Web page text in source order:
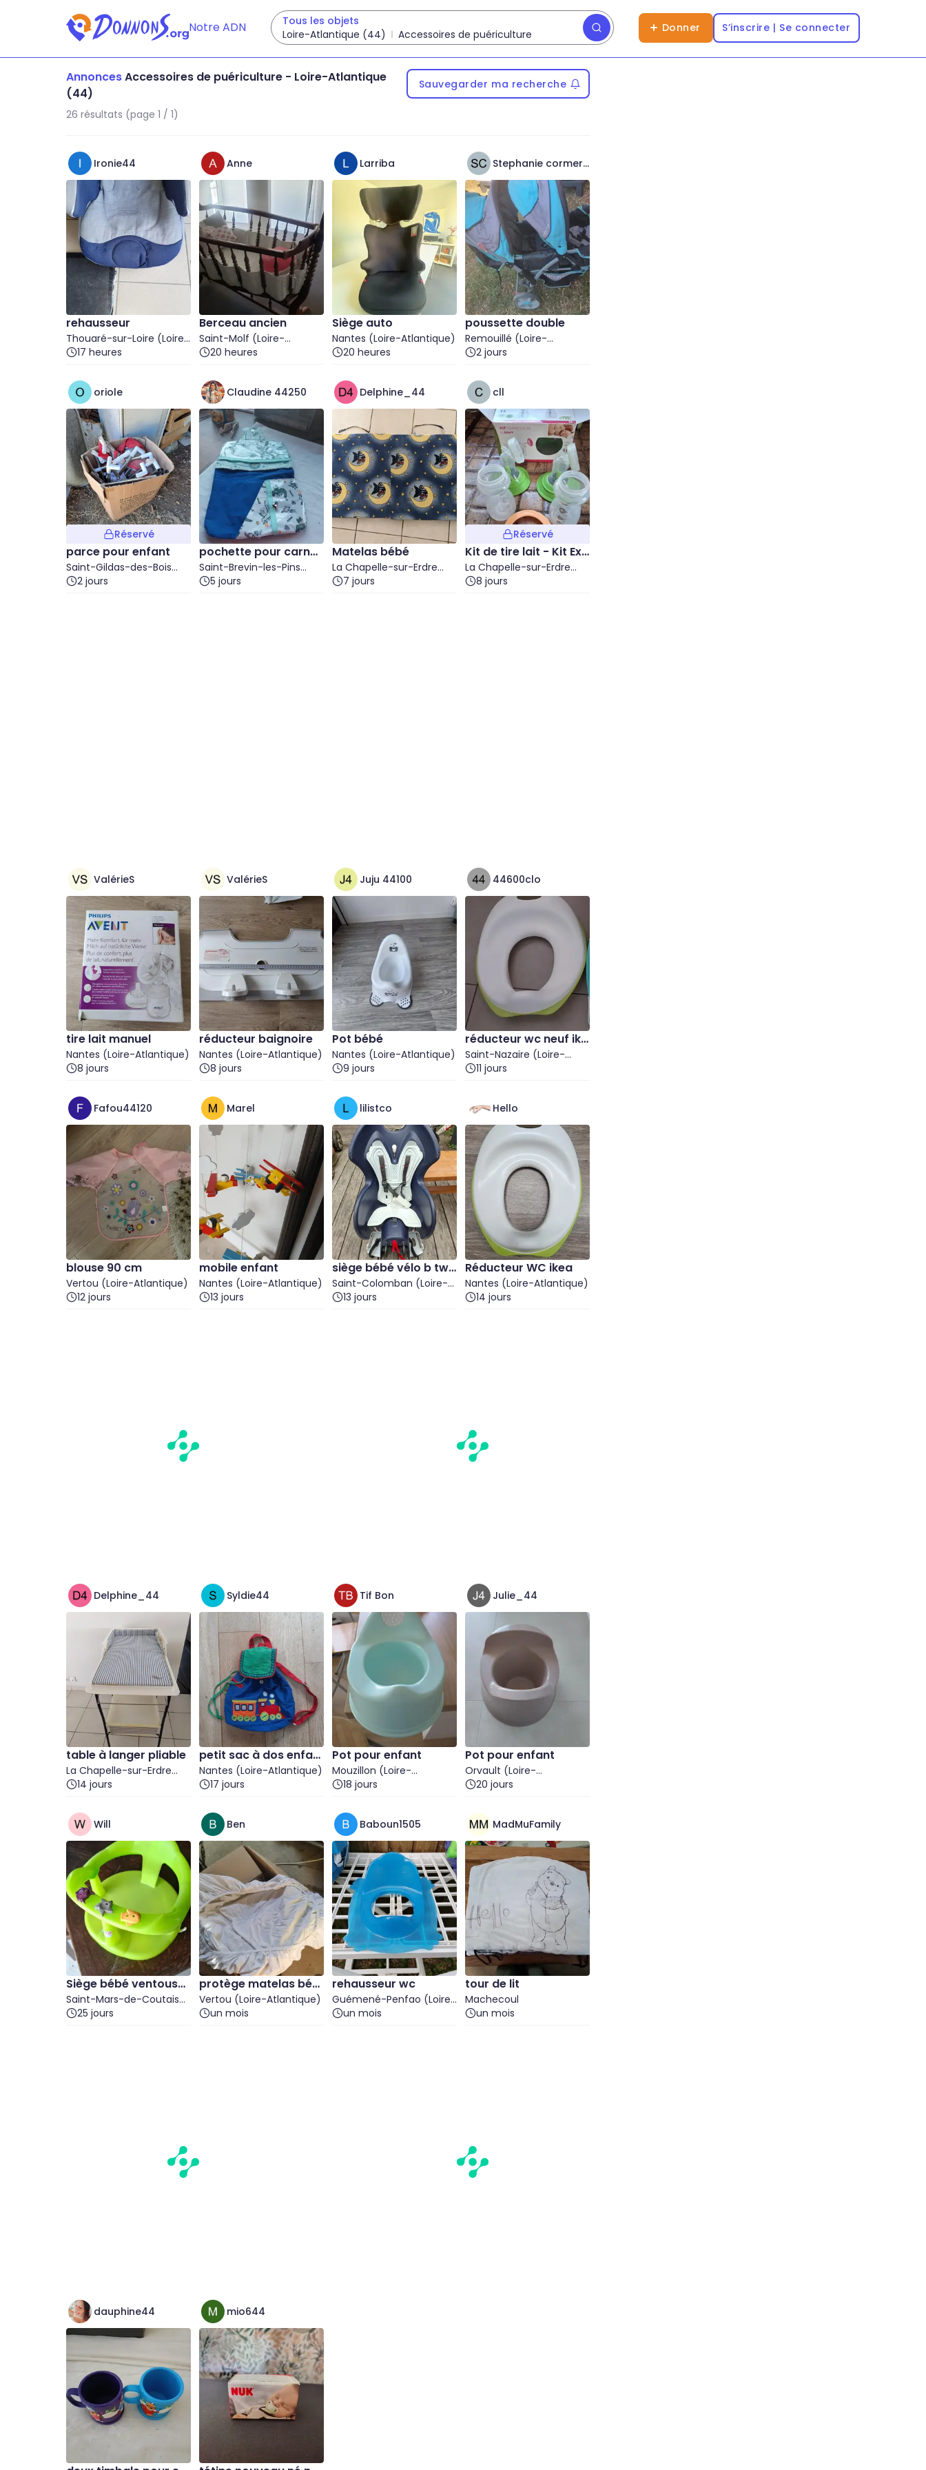
Notre ADN
Tous les objets
Loire-Atlantique (44)
Accessoires de puériculture Donner S’inscrire | Se connecter
AnnoncesAccessoires de puériculture - Loire-Atlantique
(44)
Sauvegarder ma recherche
26 résultats (page 1 / 1)
Ironie44
rehausseur
Thouaré-sur-Loire (Loire-
Atlantique)
17 heures
Anne
Berceau ancien
Saint-Molf (Loire-
Atlantique)
20 heures
Larriba
Siège auto
Nantes (Loire-Atlantique)
20 heures
Stephanie cormera
is
poussette double
Remouillé (Loire-
Atlantique)
2 jours
oriole
Réservé
parce pour enfant
Saint-Gildas-des-Bois
(Loire-Atlantique)
2 jours
Claudine 44250
pochette pour carnet
de santé
Saint-Brevin-les-Pins
(Loire-Atlantique)
5 jours
Delphine_44
Matelas bébé
La Chapelle-sur-Erdre
(Loire-Atlantique)
7 jours
cll
Réservé
Kit de tire lait - Kit Exp
ression de Kitett
La Chapelle-sur-Erdre
(Loire-Atlantique)
8 jours
ValérieS
tire lait manuel
Nantes (Loire-Atlantique)
8 jours
ValérieS
réducteur baignoire
Nantes (Loire-Atlantique)
8 jours
Juju 44100
Pot bébé
Nantes (Loire-Atlantique)
9 jours
44600clo
réducteur wc neuf ike
a
Saint-Nazaire (Loire-
Atlantique)
11 jours
Fafou44120
blouse 90 cm
Vertou (Loire-Atlantique)
12 jours
Marel
mobile enfant
Nantes (Loire-Atlantique)
13 jours
lilistco
siège bébé vélo b twi
n
Saint-Colomban (Loire-
Atlantique)
13 jours
Hello
Réducteur WC ikea
Nantes (Loire-Atlantique)
14 jours
Delphine_44
table à langer pliable
La Chapelle-sur-Erdre
(Loire-Atlantique)
14 jours
Syldie44
petit sac à dos enfan
t
Nantes (Loire-Atlantique)
17 jours
Tif Bon
Pot pour enfant
Mouzillon (Loire-
Atlantique)
18 jours
Julie_44
Pot pour enfant
Orvault (Loire-
Atlantique)
20 jours
Will
Siège bébé ventousa
ble
Saint-Mars-de-Coutais
(Loire-Atlantique)
25 jours
Ben
protège matelas béb
é
Vertou (Loire-Atlantique)
un mois
Baboun1505
rehausseur wc
Guémené-Penfao (Loire-
Atlantique)
un mois
MadMuFamily
tour de lit
Machecoul
un mois
dauphine44 mio644